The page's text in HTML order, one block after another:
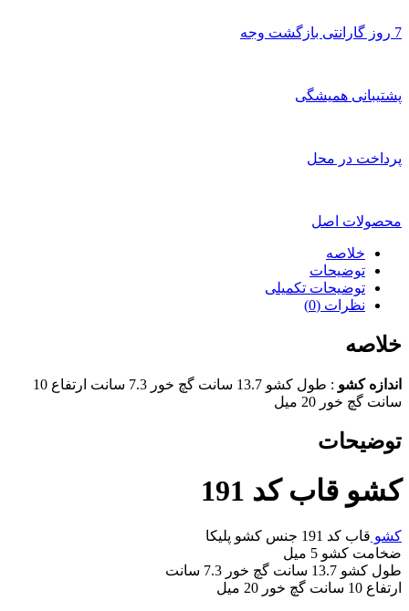
7 روز گارانتی بازگشت وجه
پشتیبانی همیشگی
پرداخت در محل
محصولات اصل
خلاصه
توضیحات
توضیحات تکمیلی
نظرات (0)
خلاصه
اندازه کشو
: طول کشو 13.7 سانت گچ خور 7.3 سانت ارتفاع 10
سانت گچ خور 20 میل
توضیحات
کشو قاب کد 191
کشو قاب کد 191 جنس کشو پلیکا
ضخامت کشو 5 میل
طول کشو 13.7 سانت گچ خور 7.3 سانت
ارتفاع 10 سانت گچ خور 20 میل